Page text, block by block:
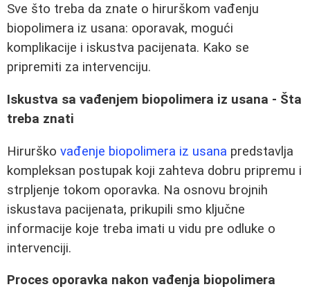
Sve što treba da znate o hirurškom vađenju
biopolimera iz usana: oporavak, mogući
komplikacije i iskustva pacijenata. Kako se
pripremiti za intervenciju.
Iskustva sa vađenjem biopolimera iz usana - Šta
treba znati
Hirurško vađenje biopolimera iz usana predstavlja
kompleksan postupak koji zahteva dobru pripremu i
strpljenje tokom oporavka. Na osnovu brojnih
iskustava pacijenata, prikupili smo ključne
informacije koje treba imati u vidu pre odluke o
intervenciji.
Proces oporavka nakon vađenja biopolimera